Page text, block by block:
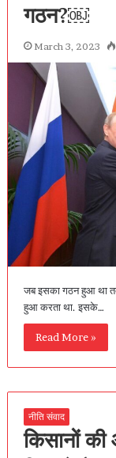
गठन?￼
March 3, 2023
जब इसका गठन हुआ था तब
हुआ करता था. इसके…
Read More »
नीति संवाद
किसानों